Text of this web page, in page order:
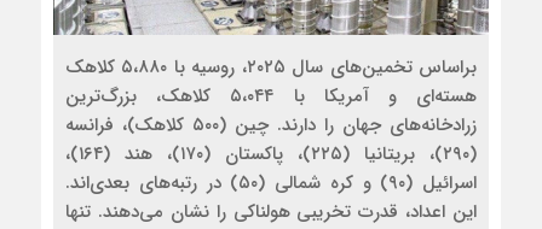
براساس تخمین‌های سال ۲۰۲۵، روسیه با ۵،۸۸۰ کلاهک
هسته‌ای و آمریکا با ۵،۰۴۴ کلاهک، بزرگ‌ترین
زرادخانه‌های جهان را دارند. چین (۵۰۰ کلاهک)، فرانسه
(۲۹۰)، بریتانیا (۲۲۵)، پاکستان (۱۷۰)، هند (۱۶۴)،
اسرائیل (۹۰) و کره شمالی (۵۰) در رتبه‌های بعدی‌اند.
این اعداد، قدرت تخریبی هولناکی را نشان می‌دهند. تنها